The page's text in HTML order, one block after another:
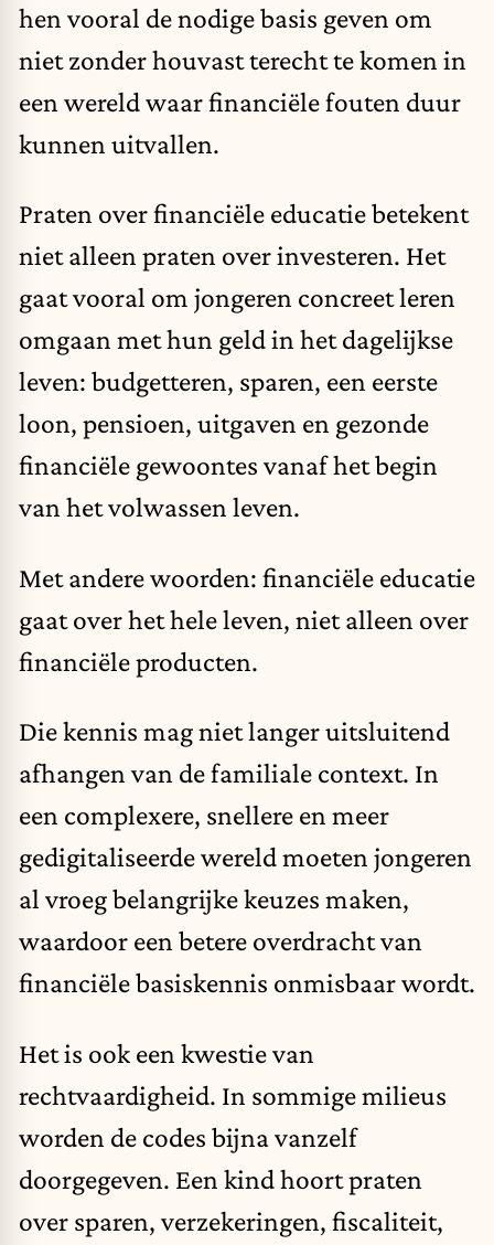
hen vooral de nodige basis geven om
niet zonder houvast terecht te komen in
een wereld waar financiële fouten duur
kunnen uitvallen.
Praten over financiële educatie betekent
niet alleen praten over investeren. Het
gaat vooral om jongeren concreet leren
omgaan met hun geld in het dagelijkse
leven: budgetteren, sparen, een eerste
loon, pensioen, uitgaven en gezonde
financiële gewoontes vanaf het begin
van het volwassen leven.
Met andere woorden: financiële educatie
gaat over het hele leven, niet alleen over
financiële producten.
Die kennis mag niet langer uitsluitend
afhangen van de familiale context. In
een complexere, snellere en meer
gedigitaliseerde wereld moeten jongeren
al vroeg belangrijke keuzes maken,
waardoor een betere overdracht van
financiële basiskennis onmisbaar wordt.
Het is ook een kwestie van
rechtvaardigheid. In sommige milieus
worden de codes bijna vanzelf
doorgegeven. Een kind hoort praten
over sparen, verzekeringen, fiscaliteit,